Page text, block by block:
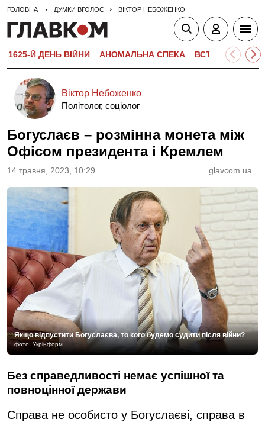
ГОЛОВНА ДУМКИ ВГОЛОС ВІКТОР НЕБОЖЕНКО
1625-Й ДЕНЬ ВІЙНИ АНОМАЛЬНА СПЕКА ВСТУПНА
Віктор Небоженко
Політолог, соціолог
Богуслаєв – розмінна монета між
Офісом президента і Кремлем
14 травня, 2023, 10:29 glavcom.ua
Якщо відпустити Богуслаєва, то кого будемо судити після війни?
фото: Укрінформ
Без справедливості немає успішної та
повноцінної держави
Справа не особисто у Богуслаєві, справа в